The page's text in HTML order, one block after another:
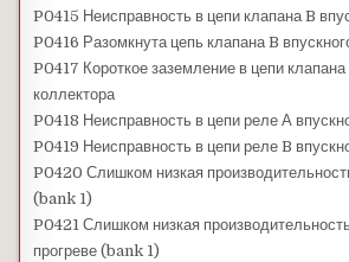
P0415 Неисправность в цепи клапана B
P0416 Разомкнута цепь клапана B
P0417 Короткое заземление в цепи клапана
коллектора
P0418 Неисправность в цепи реле А
P0419 Неисправность в цепи реле B
P0420 Слишком низкая
(bank 1)
P0421 Слишком низкая
прогреве (bank 1)